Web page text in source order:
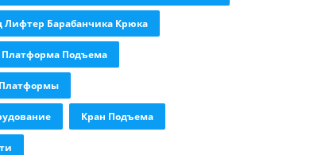
Лифтер Барабанчика Крюка
Подъема
Платформы
Кран Подъема